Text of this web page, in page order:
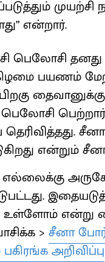
முயற்சி
என்றார்.
பெலோசி
பயணம்
என்றும் சீனா
உள்ளோம் என்று
> சீனா
அறிவிப்பு